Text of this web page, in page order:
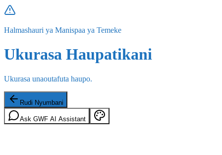
Halmashauri ya Manispaa ya Temeke
Ukurasa Haupatikani
Ukurasa unaoutafuta haupo.
Rudi Nyumbani
Ask GWF AI Assistant